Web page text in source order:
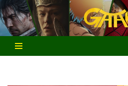
Aller
au
contenu